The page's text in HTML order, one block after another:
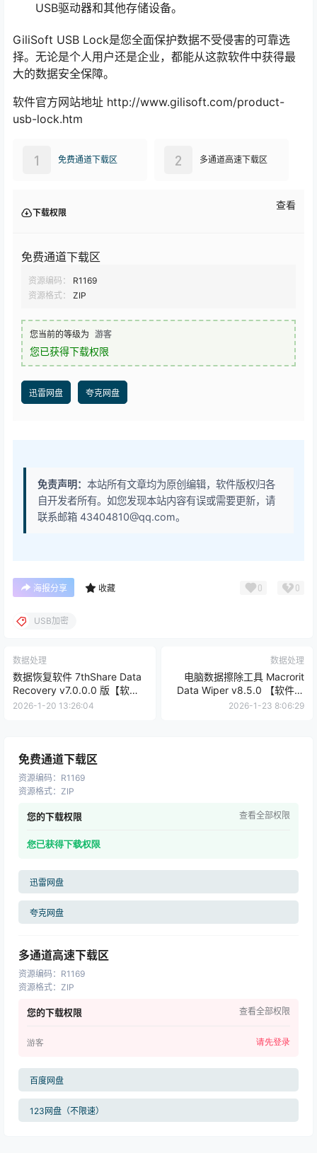
USB驱动器和其他存储设备。
GiliSoft USB Lock是您全面保护数据不受侵害的可靠选
择。无论是个人用户还是企业，都能从这款软件中获得最
大的数据安全保障。
软件官方网站地址 http://www.gilisoft.com/product-
usb-lock.htm
免费通道下载区
1 多通道高速下载区
2
下载权限
查看
免费通道下载区
资源编码：
R1169
资源格式：
ZIP
您当前的等级为 游客
您已获得下载权限
迅雷网盘 夸克网盘
免责声明： 本站所有文章均为原创编辑，软件版权归各
自开发者所有。如您发现本站内容有误或需要更新，请
联系邮箱 43404810@qq.com。
海报分享 收藏 0 0
USB加密
数据处理
数据恢复软件 7thShare Data
Recovery v7.0.0.0 版【软件
个锤子·R4677】
2026-1-20 13:26:04
数据处理
电脑数据擦除工具 Macrorit
Data Wiper v8.5.0 【软件个
锤子·R2464】
2026-1-23 8:06:29
免费通道下载区
资源编码： R1169
资源格式： ZIP
您的下载权限 查看全部权限
您已获得下载权限
迅雷网盘
夸克网盘
多通道高速下载区
资源编码： R1169
资源格式： ZIP
您的下载权限 查看全部权限
游客 请先登录
百度网盘
123网盘（不限速）